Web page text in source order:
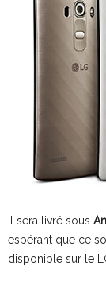
Il sera livré sous
espérant que ce
disponible sur le